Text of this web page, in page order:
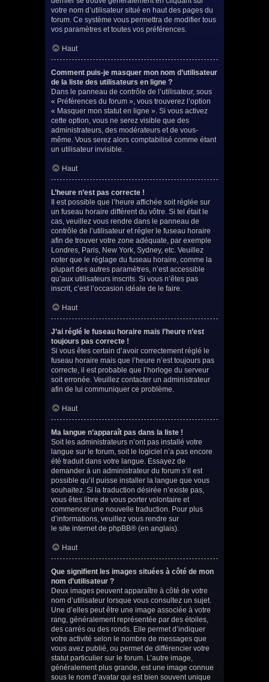
votre nom d’utilisateur situé en haut des pages du
forum. Ce système vous permettra de modifier tous
vos paramètres et toutes vos préférences.
Haut
Comment puis-je masquer mon nom d’utilisateur
de la liste des utilisateurs en ligne ?
Dans le panneau de contrôle de l’utilisateur, sous
« Préférences du forum », vous trouverez l’option
« Masquer mon statut en ligne ». Si vous activez
cette option, vous ne serez visible que des
administrateurs, des modérateurs et de vous-
même. Vous serez alors comptabilisé comme étant
un utilisateur invisible.
Haut
L’heure n’est pas correcte !
Il est possible que l’heure affichée soit réglée sur
un fuseau horaire différent du vôtre. Si tel était le
cas, veuillez vous rendre dans le panneau de
contrôle de l’utilisateur et régler le fuseau horaire
afin de trouver votre zone adéquate, par exemple
Londres, Paris, New York, Sydney, etc. Veuillez
noter que le réglage du fuseau horaire, comme la
plupart des autres paramètres, n’est accessible
qu’aux utilisateurs inscrits. Si vous n’êtes pas
inscrit, c’est l’occasion idéale de le faire.
Haut
J’ai réglé le fuseau horaire mais l’heure n’est
toujours pas correcte !
Si vous êtes certain d’avoir correctement réglé le
fuseau horaire mais que l’heure n’est toujours pas
correcte, il est probable que l’horloge du serveur
soit erronée. Veuillez contacter un administrateur
afin de lui communiquer ce problème.
Haut
Ma langue n’apparaît pas dans la liste !
Soit les administrateurs n’ont pas installé votre
langue sur le forum, soit le logiciel n’a pas encore
été traduit dans votre langue. Essayez de
demander à un administrateur du forum s’il est
possible qu’il puisse installer la langue que vous
souhaitez. Si la traduction désirée n’existe pas,
vous êtes libre de vous porter volontaire et
commencer une nouvelle traduction. Pour plus
d’informations, veuillez vous rendre sur
le site internet de phpBB® (en anglais).
Haut
Que signifient les images situées à côté de mon
nom d’utilisateur ?
Deux images peuvent apparaître à côté de votre
nom d’utilisateur lorsque vous consultez un sujet.
Une d’elles peut être une image associée à votre
rang, généralement représentée par des étoiles,
des carrés ou des ronds. Elle permet d’indiquer
votre activité selon le nombre de messages que
vous avez publié, ou permet de différencier votre
statut particulier sur le forum. L’autre image,
généralement plus grande, est une image connue
sous le nom d’avatar qui est bien souvent unique